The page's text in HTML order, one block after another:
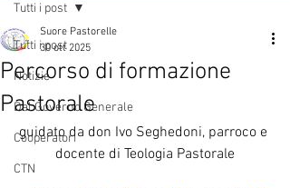
Tutti i post
Notizie
Dal Governo Generale
Cooperatori
CTN
Tutti i post
Percorso di formazione
Pastorale
Suore Pastorelle
30 ott 2025
guidato da don Ivo Seghedoni, parroco e
docente di Teologia Pastorale